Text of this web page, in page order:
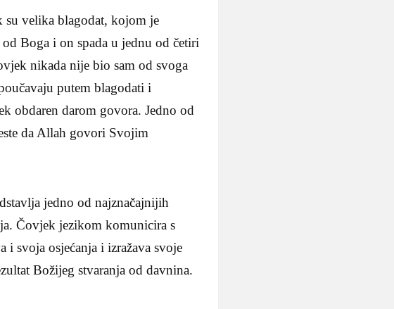
su velika blagodat, kojom je
Boga i on spada u jednu od četiri
nikada nije bio sam od svoga
putem blagodati i
obdaren darom govora. Jedno od
da Allah govori Svojim
jedno od najznačajnijih
Čovjek jezikom komunicira s
svoja osjećanja i izražava svoje
Božijeg stvaranja od davnina.